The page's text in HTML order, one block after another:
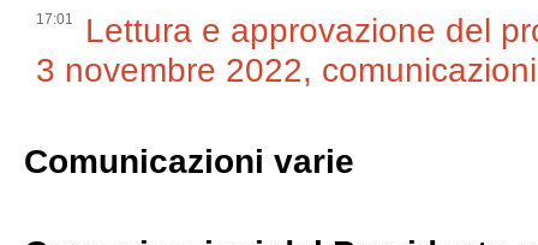
17:01
Lettura e approvazione del
3 novembre 2022,
Comunicazioni varie